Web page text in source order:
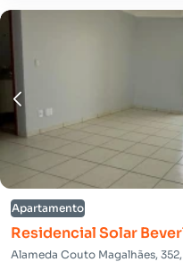
Apartamento
Residencial Solar
Alameda Couto Magalhães,